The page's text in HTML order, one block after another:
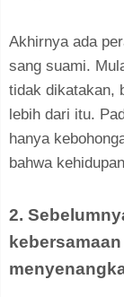
Akhirnya ada
sang suami.
tidak dikatakan,
lebih dari itu.
hanya
bahwa
2.